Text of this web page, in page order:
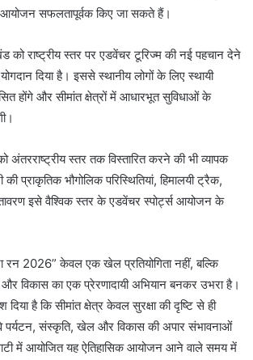
आयोजन सफलतापूर्वक किए जा सकते हैं।
राष्ट्रीय स्तर पर एडवेंचर टूरिज्म की नई पहचान देने
दिया है। इससे स्थानीय लोगों के लिए स्थायी
होंगे और सीमांत क्षेत्रों में आधारभूत सुविधाओं के
स्तर तक विस्तारित करने की भी व्यापक
की प्राकृतिक भौगोलिक परिस्थितियां, हिमालयी ट्रैक,
इसे वैश्विक स्तर के एडवेंचर स्पोर्ट्स आयोजन के
रन 2026” केवल एक खेल प्रतियोगिता नहीं, बल्कि
विकास का एक प्रेरणादायी अभियान बनकर उभरा है।
है कि सीमांत क्षेत्र केवल सुरक्षा की दृष्टि से ही
वे पर्यटन, संस्कृति, खेल और विकास की अपार संभावनाओं
में आयोजित यह ऐतिहासिक आयोजन आने वाले समय में